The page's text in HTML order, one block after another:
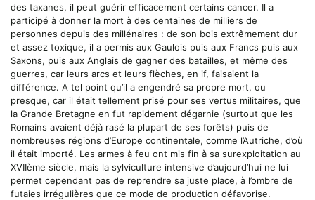
des taxanes, il peut guérir efficacement certains cancer. Il a
participé à donner la mort à des centaines de milliers de
personnes depuis des millénaires : de son bois extrêmement dur
et assez toxique, il a permis aux Gaulois puis aux Francs puis aux
Saxons, puis aux Anglais de gagner des batailles, et même des
guerres, car leurs arcs et leurs flèches, en if, faisaient la
différence. A tel point qu’il a engendré sa propre mort, ou
presque, car il était tellement prisé pour ses vertus militaires, que
la Grande Bretagne en fut rapidement dégarnie (surtout que les
Romains avaient déjà rasé la plupart de ses forêts) puis de
nombreuses régions d’Europe continentale, comme l’Autriche, d’où
il était importé. Les armes à feu ont mis fin à sa surexploitation au
XVIIème siècle, mais la sylviculture intensive d’aujourd’hui ne lui
permet cependant pas de reprendre sa juste place, à l’ombre de
futaies irrégulières que ce mode de production défavorise.